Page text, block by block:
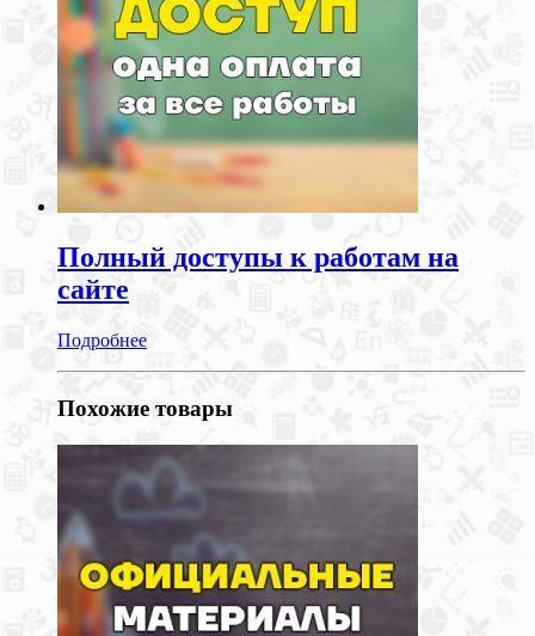
Полный доступы к работам на
сайте
Подробнее
Похожие товары